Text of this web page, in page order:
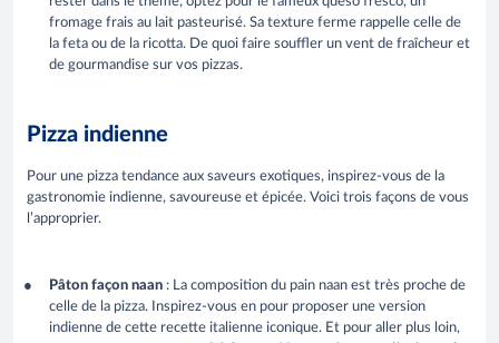
fromage frais au lait pasteurisé. Sa texture ferme rappelle celle de
la feta ou de la ricotta. De quoi faire souffler un vent de fraîcheur et
de gourmandise sur vos pizzas.
Pizza indienne
Pour une pizza tendance aux saveurs exotiques, inspirez-vous de la
gastronomie indienne, savoureuse et épicée. Voici trois façons de vous
l’approprier.
Pâton façon naan : La composition du pain naan est très proche de
celle de la pizza. Inspirez-vous en pour proposer une version
indienne de cette recette italienne iconique. Et pour aller plus loin,